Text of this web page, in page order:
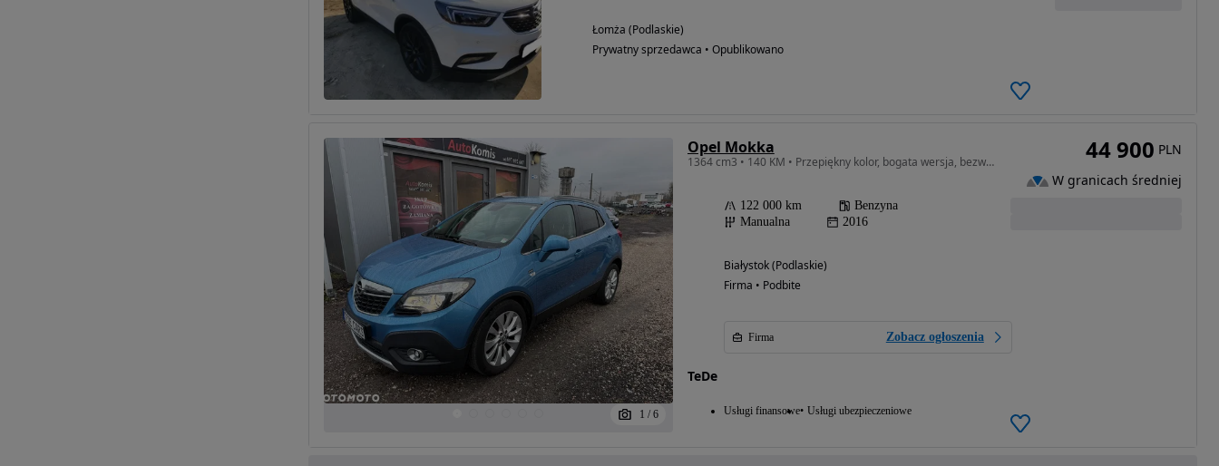
Łomża (Podlaskie)
Prywatny sprzedawca • Opublikowano
1 / 6
Opel Mokka
1364 cm3 • 140 KM • Przepiękny kolor, bogata wersja, bezwypadkowy.
122 000 km
Benzyna
Manualna
2016
Białystok (Podlaskie)
Firma • Podbite
Firma Zobacz ogłoszenia
TeDe
Usługi finansowe Usługi ubezpieczeniowe
44 900 PLN
W granicach średniej